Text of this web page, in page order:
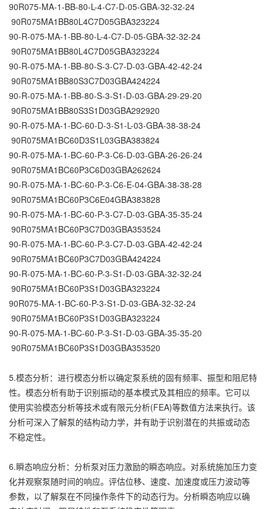
90R075-MA-1-BB-80-L-4-C7-D-05-GBA-32-32-24
90R075MA1BB80L4C7D05GBA323224
90-R-075-MA-1-BB-80-L-4-C7-D-05-GBA-32-32-24
90R075MA1BB80L4C7D05GBA323224
90-R-075-MA-1-BB-80-S-3-C7-D-03-GBA-42-42-24
90R075MA1BB80S3C7D03GBA424224
90-R-075-MA-1-BB-80-S-3-S1-D-03-GBA-29-29-20
90R075MA1BB80S3S1D03GBA292920
90-R-075-MA-1-BC-60-D-3-S1-L-03-GBA-38-38-24
90R075MA1BC60D3S1L03GBA383824
90-R-075-MA-1-BC-60-P-3-C6-D-03-GBA-26-26-24
90R075MA1BC60P3C6D03GBA262624
90-R-075-MA-1-BC-60-P-3-C6-E-04-GBA-38-38-28
90R075MA1BC60P3C6E04GBA383828
90-R-075-MA-1-BC-60-P-3-C7-D-03-GBA-35-35-24
90R075MA1BC60P3C7D03GBA353524
90-R-075-MA-1-BC-60-P-3-C7-D-03-GBA-42-42-24
90R075MA1BC60P3C7D03GBA424224
90-R-075-MA-1-BC-60-P-3-S1-D-03-GBA-32-32-24
90R075MA1BC60P3S1D03GBA323224
90R075-MA-1-BC-60-P-3-S1-D-03-GBA-32-32-24
90R075MA1BC60P3S1D03GBA323224
90-R-075-MA-1-BC-60-P-3-S1-D-03-GBA-35-35-20
90R075MA1BC60P3S1D03GBA353520
5.模态分析：进行模态分析以确定泵系统的固有频率、振型和阻尼特
性。模态分析有助于识别振动的基本模式及其相应的频率。它可以
使用实验模态分析等技术或有限元分析(FEA)等数值方法来执行。该
分析可深入了解泵的结构动力学，并有助于识别潜在的共振或动态
不稳定性。
6.瞬态响应分析：分析泵对压力激励的瞬态响应。对系统施加压力变
化并观察泵随时间的响应。评估位移、速度、加速度或压力波动等
参数，以了解泵在不同操作条件下的动态行为。分析瞬态响应以确